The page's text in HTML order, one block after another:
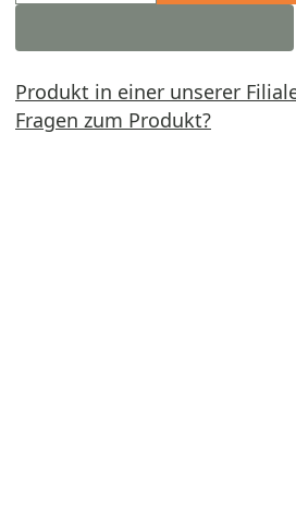
Produkt in einer unserer
Fragen zum Produkt?